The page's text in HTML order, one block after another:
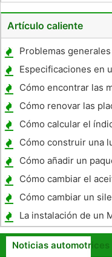
California
Artículo caliente
Problemas
Especificaciones en
Cómo encontrar las
arrendamiento de
Cómo renovar las
Nevada
Cómo calcular el
remolque
Cómo construir una
Fake
Cómo añadir un
Ford
Cómo cambiar el
Cummins 6.7L
Cómo cambiar un
La instalación de un
Noticias automotrices